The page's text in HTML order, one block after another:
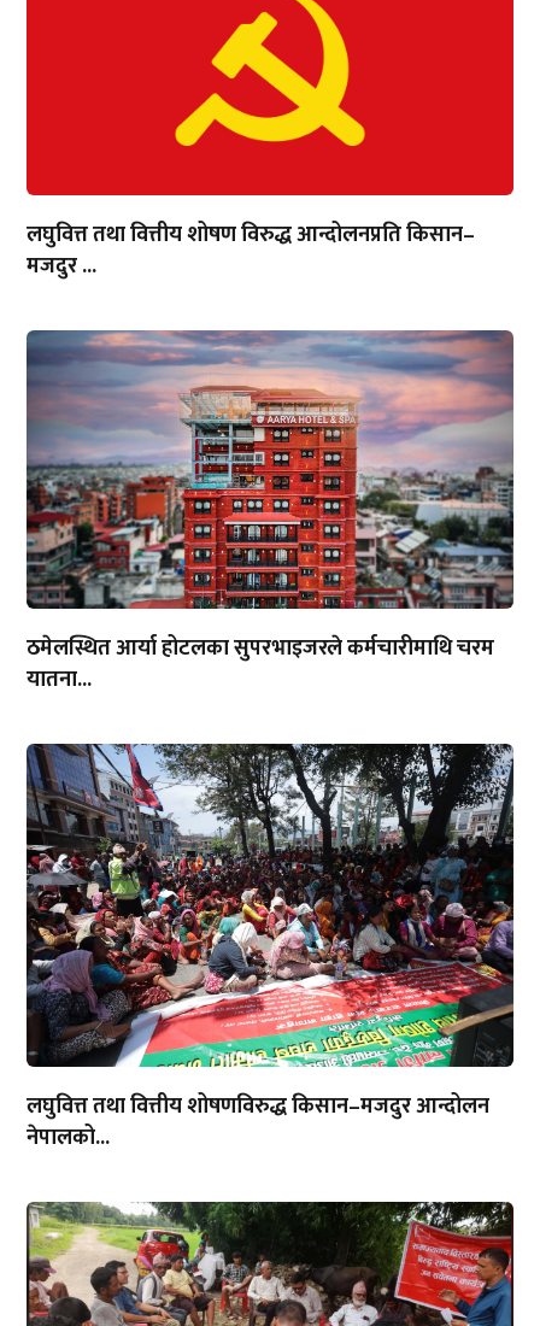
लघुवित्त तथा वित्तीय शोषण विरुद्ध आन्दोलनप्रति किसान–
मजदुर ...
ठमेलस्थित आर्या होटलका सुपरभाइजरले कर्मचारीमाथि चरम
यातना...
लघुवित्त तथा वित्तीय शोषणविरुद्ध किसान–मजदुर आन्दोलन
नेपालको...